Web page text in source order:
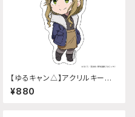
【ゆるキャン△】アクリルキーホ
ルダー (『SEASON3』犬山 あお
い)
¥880